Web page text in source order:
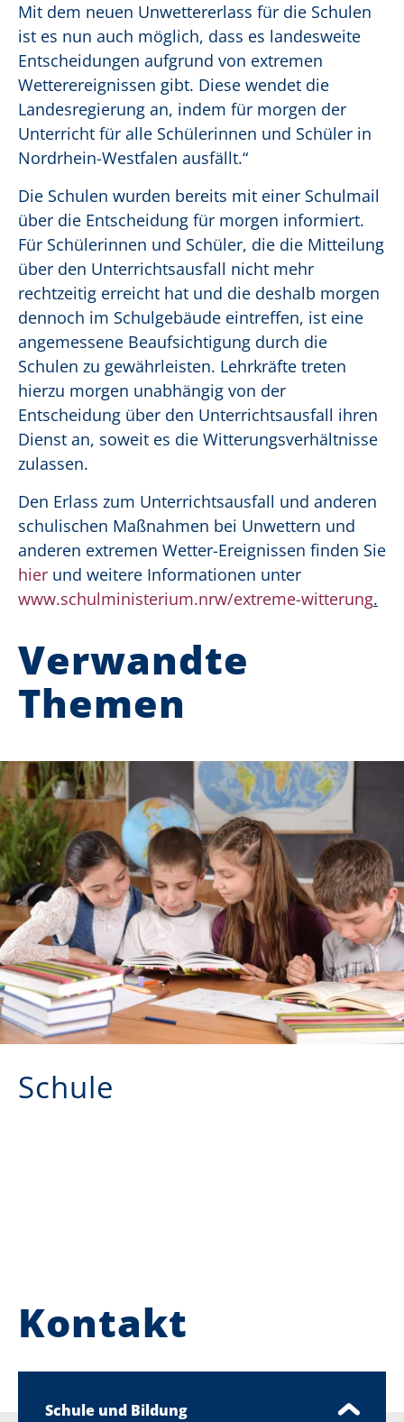
Mit dem neuen Unwettererlass für die Schulen
ist es nun auch möglich, dass es landesweite
Entscheidungen aufgrund von extremen
Wetterereignissen gibt. Diese wendet die
Landesregierung an, indem für morgen der
Unterricht für alle Schülerinnen und Schüler in
Nordrhein-Westfalen ausfällt.“
Die Schulen wurden bereits mit einer Schulmail
über die Entscheidung für morgen informiert.
Für Schülerinnen und Schüler, die die Mitteilung
über den Unterrichtsausfall nicht mehr
rechtzeitig erreicht hat und die deshalb morgen
dennoch im Schulgebäude eintreffen, ist eine
angemessene Beaufsichtigung durch die
Schulen zu gewährleisten. Lehrkräfte treten
hierzu morgen unabhängig von der
Entscheidung über den Unterrichtsausfall ihren
Dienst an, soweit es die Witterungsverhältnisse
zulassen.
Den Erlass zum Unterrichtsausfall und anderen
schulischen Maßnahmen bei Unwettern und
anderen extremen Wetter-Ereignissen finden Sie
hier und weitere Informationen unter
www.schulministerium.nrw/extreme-witterung.
Verwandte
Themen
Schule
Kontakt
Schule und Bildung